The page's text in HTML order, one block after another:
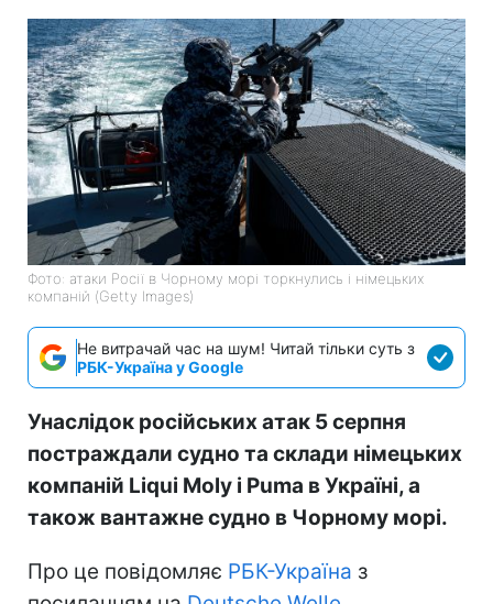
Фото: атаки Росії в Чорному морі торкнулись і німецьких
компаній (Getty Images)
Не витрачай час на шум! Читай тільки суть з
РБК-Україна у Google
Унаслідок російських атак 5 серпня
постраждали судно та склади німецьких
компаній Liqui Moly і Puma в Україні, а
також вантажне судно в Чорному морі.
Про це повідомляє РБК-Україна з